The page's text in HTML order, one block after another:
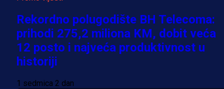
Rekordno polugodište BH Telecoma:
prihodi 275,2 miliona KM, dobit veća
12 posto i najveća produktivnost u
historiji
1 sedmica 2 dan